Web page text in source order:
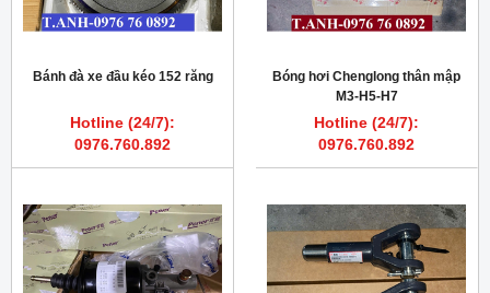
Bánh đà xe đầu kéo 152 răng
Hotline (24/7):
0976.760.892
Bóng hơi Chenglong thân mập
M3-H5-H7
Hotline (24/7):
0976.760.892